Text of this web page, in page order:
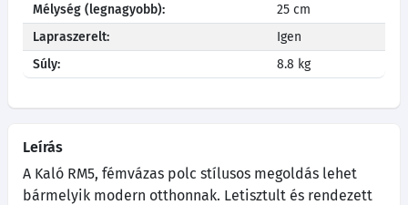
Mélység (legnagyobb):
25 cm
Lapraszerelt:
Igen
Súly:
8.8 kg
Leírás
A Kaló RM5, fémvázas polc stílusos megoldás lehet
bármelyik modern otthonnak. Letisztult és rendezett